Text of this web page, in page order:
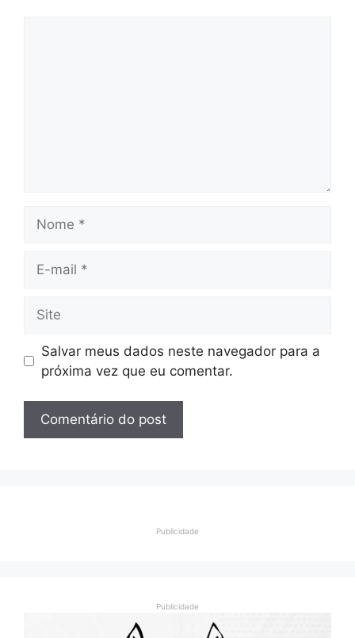
mail
Salvar meus dados neste navegador para a
próxima vez que eu comentar.
Publicidade
Publicidade